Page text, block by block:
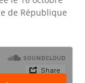
de République